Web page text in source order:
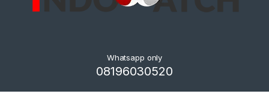
Whatsapp only
08196030520